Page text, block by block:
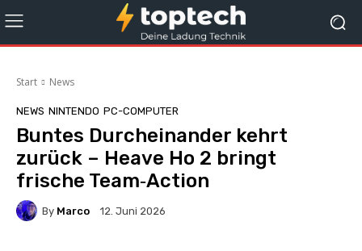
Start News
NEWS NINTENDO PC-COMPUTER
Buntes Durcheinander kehrt
zurück – Heave Ho 2 bringt
frische Team‑Action
By Marco 12. Juni 2026